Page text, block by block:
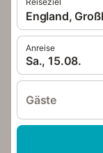
England,
Anreise
Sa., 15.08.
Gäste